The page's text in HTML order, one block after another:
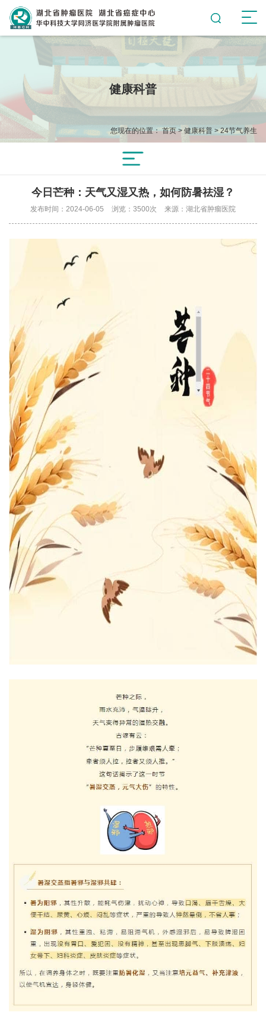
健康科普
您现在的位置： 首页> 健康科普 >24节气养生
今日芒种：天气又湿又热，如何防暑祛湿？
发布时间：2024-06-05 浏览：3500次 来源：湖北省肿瘤医院